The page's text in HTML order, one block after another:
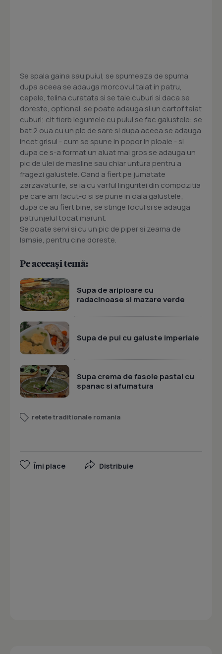
Se spala gaina sau puiul, se spumeaza de spuma
dupa aceea se adauga morcovul taiat in patru,
cepele, telina curatata si se taie cuburi si daca se
doreste, optional, se poate adauga si un cartof taiat
cuburi; cit fierb legumele cu puiul se fac galustele: se
bat 2 oua cu un pic de sare si dupa aceea se adauga
incet grisul - cum se spune in popor in ploaie - si
dupa ce s-a format un aluat mai gros se adauga un
pic de ulei de masline sau chiar untura pentru a
fragezi galustele. Cand a fiert pe jumatate
zarzavaturile, se ia cu varful linguritei din compozitia
pe care am facut-o si se pune in oala galustele;
dupa ce au fiert bine, se stinge focul si se adauga
patrunjelul tocat marunt.
Se poate servi si cu un pic de piper si zeama de
lamaie, pentru cine doreste.
Pe aceeași temă:
Supa de aripioare cu
radacinoase si mazare verde
Supa de pui cu galuste imperiale
Supa crema de fasole pastai cu
spanac si afumatura
retete traditionale romania
Îmi place Distribuie